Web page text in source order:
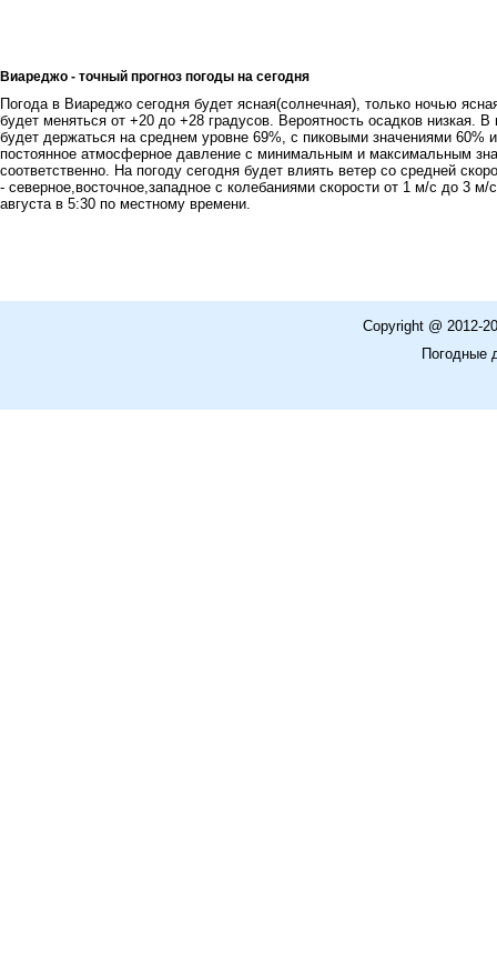
Виареджо - точный прогноз погоды на сегодня
Погода в Виареджо сегодня будет ясная(солнечная), только ночью
будет меняться от +20 до +28 градусов. Вероятность осадков низкая.
будет держаться на среднем уровне 69%, с пиковыми значениями 60%
постоянное атмосферное давление с минимальным и максимальным
соответственно. На погоду сегодня будет влиять ветер со средней
- северное,восточное,западное с колебаниями скорости от 1 м/с до 3
августа в 5:30 по местному времени.
Copyright @ 2012-
Погодные